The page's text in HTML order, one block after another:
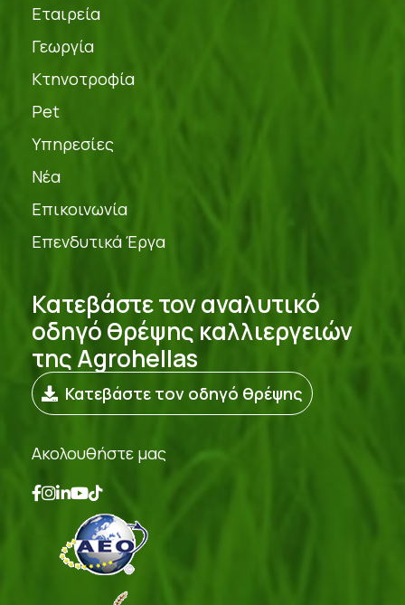
Εταιρεία
Γεωργία
Κτηνοτροφία
Pet
Υπηρεσίες
Νέα
Επικοινωνία
Επενδυτικά Έργα
Κατεβάστε τον αναλυτικό
οδηγό θρέψης καλλιεργειών
της Agrohellas
Κατεβάστε τον οδηγό θρέψης
Ακολουθήστε μας